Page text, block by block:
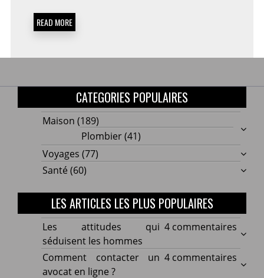
READ MORE
CATEGORIES POPULAIRES
Maison (189)
Plombier(41)
Voyages (77)
Santé (60)
LES ARTICLES LES PLUS POPULAIRES
4 commentaires
Les
qui
Les attitudes qui
séduisent les hommes
4 commentaires
Comment contacter un
avocat en ligne ?